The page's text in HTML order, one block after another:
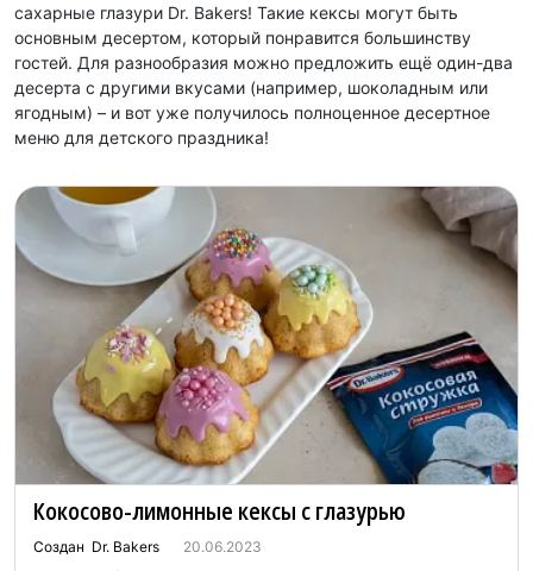
сахарные глазури Dr. Bakers! Такие кексы могут быть
основным десертом, который понравится большинству
гостей. Для разнообразия можно предложить ещё один-два
десерта с другими вкусами (например, шоколадным или
ягодным) – и вот уже получилось полноценное десертное
меню для детского праздника!
Кокосово-лимонные кексы с глазурью
Создан Dr. Bakers 20.06.2023